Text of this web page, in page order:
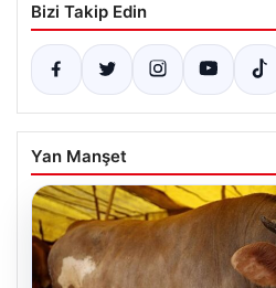
Bizi Takip Edin
Yan Manşet